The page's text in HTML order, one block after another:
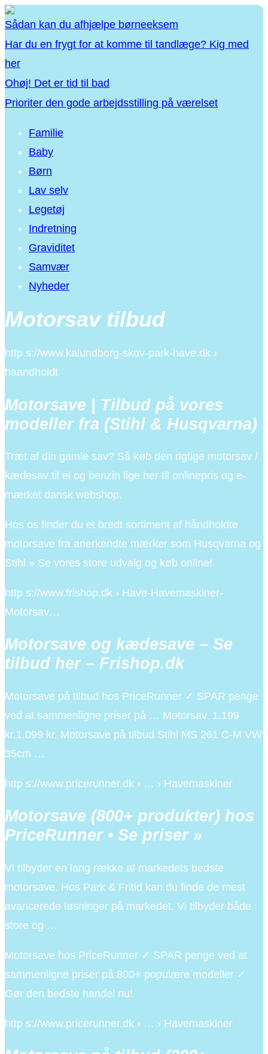
Sådan kan du afhjælpe børneeksem
Har du en frygt for at komme til tandlæge? Kig med
her
Ohøj! Det er tid til bad
Prioriter den gode arbejdsstilling på værelset
Familie
Baby
Børn
Lav selv
Legetøj
Indretning
Graviditet
Samvær
Nyheder
Motorsav tilbud
http s://www.kalundborg-skov-park-have.dk ›
haandholdt
Motorsave | Tilbud på vores
modeller fra (Stihl & Husqvarna)
Træt af din gamle sav? Så køb den rigtige motorsav /
kædesav til el og benzin lige her til onlinepris og e-
mærket dansk webshop.
Hos os finder du et bredt sortiment af håndholdte
motorsave fra anerkendte mærker som Husqvarna og
Stihl » Se vores store udvalg og køb online!
http s://www.frishop.dk › Have-Havemaskiner-
Motorsav…
Motorsave og kædesave – Se
tilbud her – Frishop.dk
Motorsave på tilbud hos PriceRunner ✓ SPAR penge
ved at sammenligne priser på … Motorsav. 1.199
kr.1.099 kr. Motorsave på tilbud Stihl MS 261 C-M VW
35cm …
http s://www.pricerunner.dk › … › Havemaskiner
Motorsave (800+ produkter) hos
PriceRunner • Se priser »
Vi tilbyder en lang række af markedets bedste
motorsave. Hos Park & Fritid kan du finde de mest
avancerede løsninger på markedet. Vi tilbyder både
store og …
Motorsave hos PriceRunner ✓ SPAR penge ved at
sammenligne priser på 800+ populære modeller ✓
Gør den bedste handel nu!
http s://www.pricerunner.dk › … › Havemaskiner